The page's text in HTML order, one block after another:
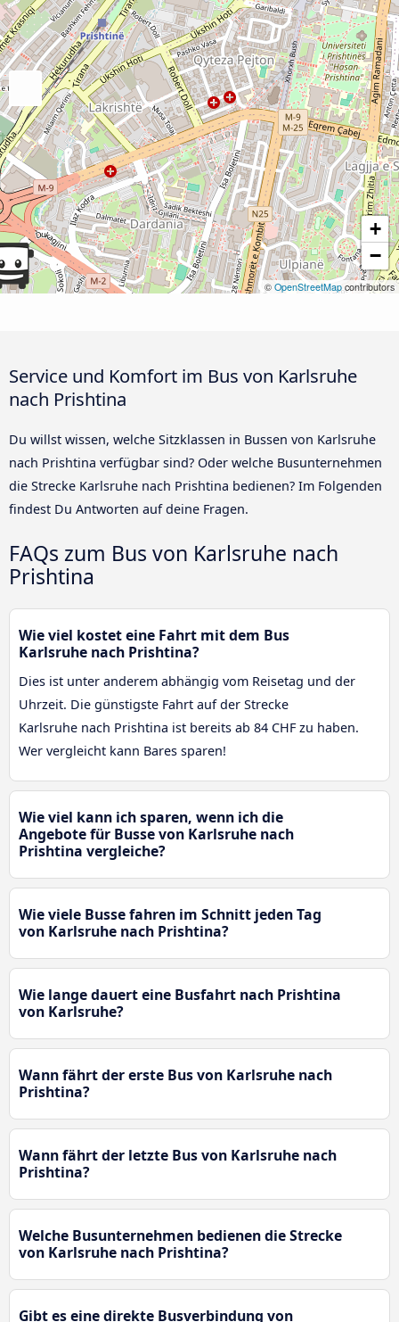
+
−
© OpenStreetMap contributors
Service und Komfort im Bus von Karlsruhe
nach Prishtina
Du willst wissen, welche Sitzklassen in Bussen von Karlsruhe
nach Prishtina verfügbar sind? Oder welche Busunternehmen
die Strecke Karlsruhe nach Prishtina bedienen? Im Folgenden
findest Du Antworten auf deine Fragen.
FAQs zum Bus von Karlsruhe nach
Prishtina
Wie viel kostet eine Fahrt mit dem Bus
Karlsruhe nach Prishtina?
Dies ist unter anderem abhängig vom Reisetag und der
Uhrzeit. Die günstigste Fahrt auf der Strecke
Karlsruhe nach Prishtina ist bereits ab 84 CHF zu haben.
Wer vergleicht kann Bares sparen!
Wie viel kann ich sparen, wenn ich die
Angebote für Busse von Karlsruhe nach
Prishtina vergleiche?
Wie viele Busse fahren im Schnitt jeden Tag
von Karlsruhe nach Prishtina?
Wie lange dauert eine Busfahrt nach Prishtina
von Karlsruhe?
Wann fährt der erste Bus von Karlsruhe nach
Prishtina?
Wann fährt der letzte Bus von Karlsruhe nach
Prishtina?
Welche Busunternehmen bedienen die Strecke
von Karlsruhe nach Prishtina?
Gibt es eine direkte Busverbindung von